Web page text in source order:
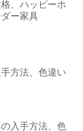
、ハッピーホ
ー家具
方法、色違い
入手方法、色